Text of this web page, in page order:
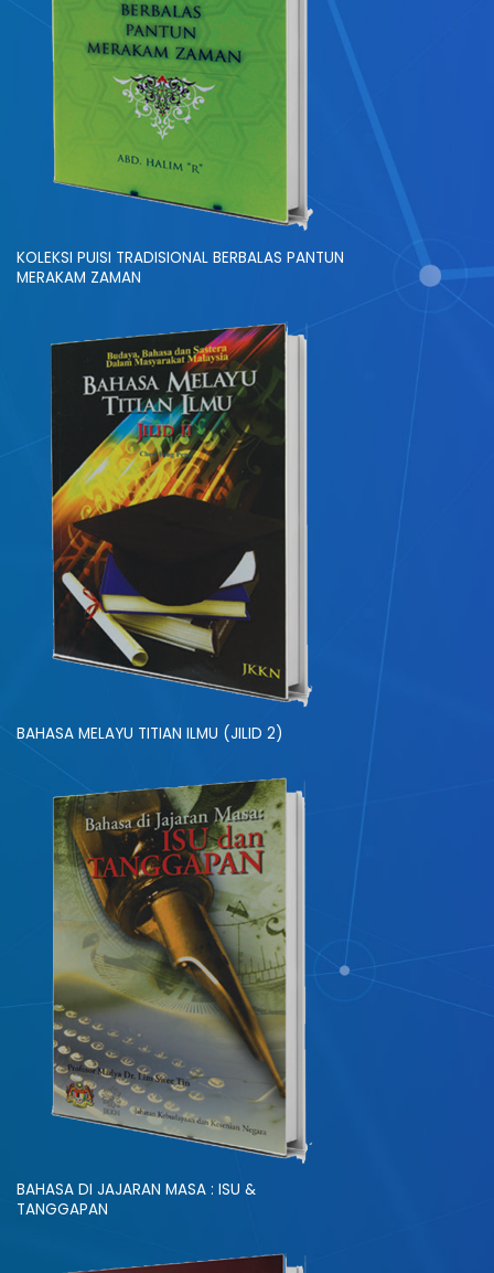
KOLEKSI PUISI TRADISIONAL BERBALAS PANTUN
MERAKAM ZAMAN
BAHASA MELAYU TITIAN ILMU (JILID 2)
BAHASA DI JAJARAN MASA : ISU &
TANGGAPAN